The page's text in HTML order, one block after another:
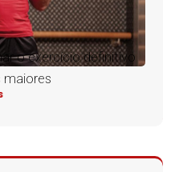
o exercício definitivo
maiores